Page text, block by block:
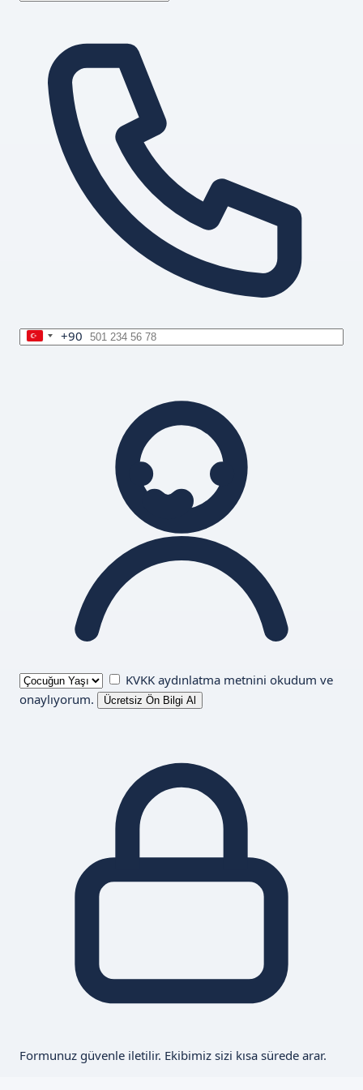
Turkey+90
KVKK aydınlatma metnini okudum ve
onaylıyorum.
Ücretsiz Ön Bilgi Al
Formunuz güvenle iletilir. Ekibimiz sizi kısa sürede arar.